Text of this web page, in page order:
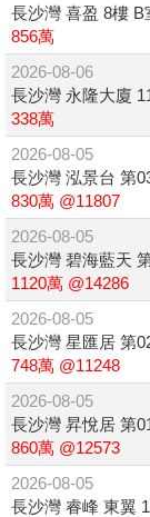
長沙灣 喜盈 8樓 B
856萬
2026-08-06
長沙灣 永隆大廈
338萬
2026-08-05
長沙灣 泓景台 第
830萬 @11807
2026-08-05
長沙灣 碧海藍天
1120萬 @14286
2026-08-05
長沙灣 星匯居 第
748萬 @11248
2026-08-05
長沙灣 昇悅居 第
860萬 @12573
2026-08-05
長沙灣 睿峰 東翼